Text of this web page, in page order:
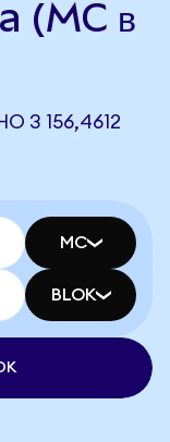
(MC в
3 156,4612
MC
BLOK